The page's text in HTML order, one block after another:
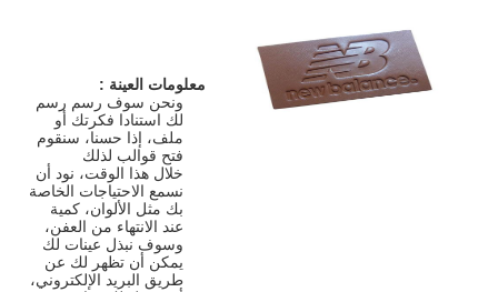
معلومات العينة :
ونحن سوف رسم رسم
لك استنادا فكرتك أو
ملف، إذا حسنا، سنقوم
فتح قوالب لذلك
خلال هذا الوقت، نود أن
نسمع الاحتياجات الخاصة
بك مثل الألوان، كمية
عند الانتهاء من العفن،
وسوف نبذل عينات لك
يمكن أن تظهر لك عن
طريق البريد الإلكتروني،